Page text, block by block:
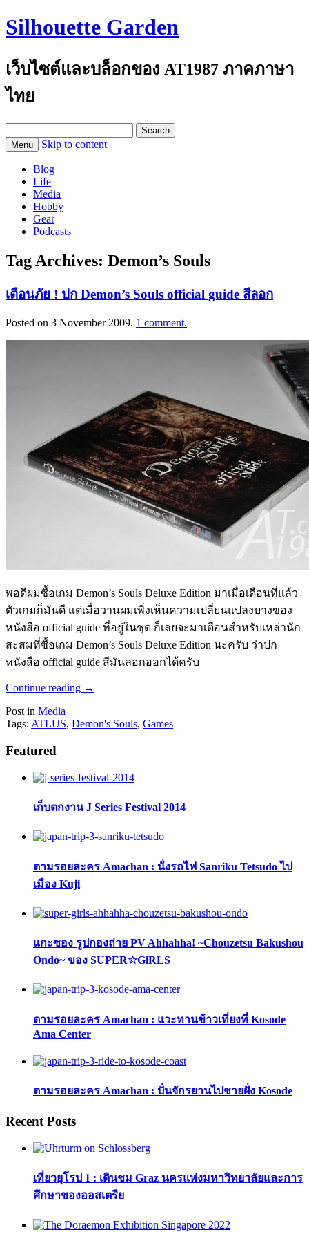
Silhouette Garden
เว็บไซต์และบล็อกของ AT1987 ภาคภาษา
ไทย
for:Menu Skip to content
Blog
Life
Media
Hobby
Gear
Podcasts
Tag Archives: Demon’s Souls
เตือนภัย ! ปก Demon’s Souls official guide สีลอก
Posted on 3 November 2009. 1 comment.
พอดีผมซื้อเกม Demon’s Souls Deluxe Edition มาเมื่อเดือนที่แล้ว
ตัวเกมก็มันดี แต่เมื่อวานผมเพิ่งเห็นความเปลี่ยนแปลงบางของ
หนังสือ official guide ที่อยู่ในชุด ก็เลยจะมาเตือนสำหรับเหล่านัก
สะสมที่ซื้อเกม Demon’s Souls Deluxe Edition นะครับ ว่าปก
หนังสือ official guide สีมันลอกออกได้ครับ
Continue reading →
Post in Media
Tags: ATLUS, Demon's Souls, Games
Featured
เก็บตกงาน J Series Festival 2014
ตามรอยละคร Amachan : นั่งรถไฟ Sanriku Tetsudo ไป
เมือง Kuji
แกะซอง รูปกองถ่าย PV Ahhahha! ~Chouzetsu Bakushou
Ondo~ ของ SUPER☆GiRLS
ตามรอยละคร Amachan : แวะทานข้าวเที่ยงที่ Kosode
Ama Center
ตามรอยละคร Amachan : ปั่นจักรยานไปชายฝั่ง Kosode
Recent Posts
เที่ยวยุโรป 1 : เดินชม Graz นครแห่งมหาวิทยาลัยและการ
ศึกษาของออสเตรีย